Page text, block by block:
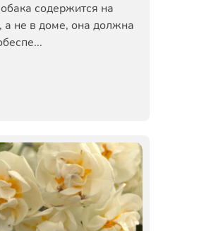
содержится на
а не в доме, она должна